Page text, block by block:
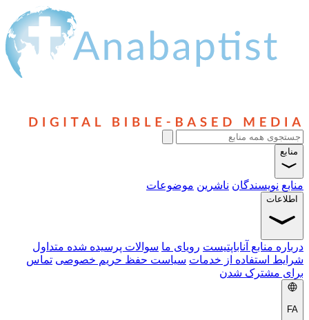
منابع
منابع نویسندگان ناشرین موضوعات
اطلاعات
درباره منابع آناباپتیست رویای ما سوالات پرسیده شده متداول
شرایط استفاده از خدمات سیاست حفظ حریم خصوصی تماس
برای مشترک شدن
FA